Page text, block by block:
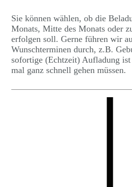
Sie können wählen, ob die
Monats, Mitte des Monats oder
erfolgen soll. Gerne führen wir
Wunschterminen durch, z.B.
sofortige (Echtzeit) Aufladung
mal ganz schnell gehen müssen.